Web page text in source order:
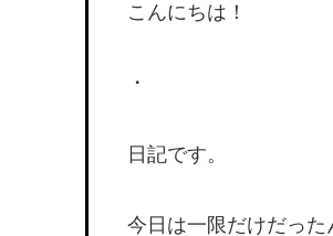
こんにちは！
・
日記です。
今日は一限だけだった